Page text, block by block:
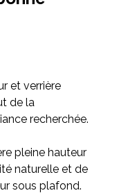
et verrière
de la
recherchée.
pleine hauteur
naturelle et de
sous plafond.